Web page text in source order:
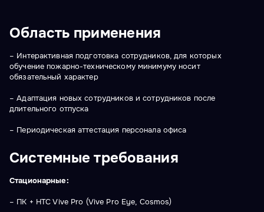
Область применения
– Интерактивная подготовка сотрудников, для которых
обучение пожарно-техническому минимуму носит
обязательный характер
– Адаптация новых сотрудников и сотрудников после
длительного отпуска
– Периодическая аттестация персонала офиса
Системные требования
Стационарные:
– ПК + HTC Vive Pro (Vive Pro Eye, Cosmos)